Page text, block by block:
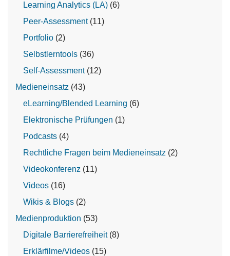
Learning Analytics (LA) (6)
Peer-Assessment(11)
Portfolio (2)
Selbstlerntools (36)
Self-Assessment(12)
Medieneinsatz (43)
eLearning/Blended Learning (6)
Elektronische Prüfungen (1)
Podcasts (4)
Rechtliche Fragen beim Medieneinsatz (2)
Videokonferenz (11)
Videos (16)
Wikis & Blogs (2)
Medienproduktion (53)
Digitale Barrierefreiheit(8)
Erklärfilme/Videos (15)